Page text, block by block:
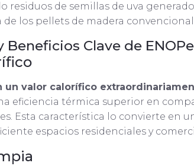
residuos de semillas de uva
los pellets de madera
Beneficios Clave de
un valor calorífico
eficiencia térmica superior en
Esta característica lo convierte en
espacios residenciales y